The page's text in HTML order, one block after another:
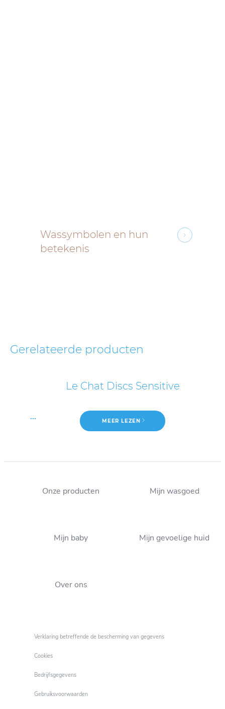
Wassymbolen en hun
betekenis
specialist voor je wasgoed!
synthetische kleding: hoe
Gerelateerde producten
Le Chat Discs Sensitive
... MEER LEZEN
Onze producten Mijn wasgoed
Mijn baby Mijn gevoelige huid
Over ons
Verklaring betreffende de bescherming van gegevens
Cookies
Bedrijfsgegevens
Gebruiksvoorwaarden